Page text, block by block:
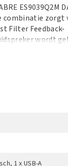
ES9039Q2M
combinatie zorgt
Filter Feedback-
wordt
hij de
DLNA en zelfs
1 x USB-A